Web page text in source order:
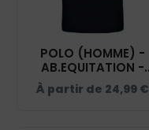
POLO (HOMME) -
AB.EQUITATION -
BCID1
À partir de 24,99 €